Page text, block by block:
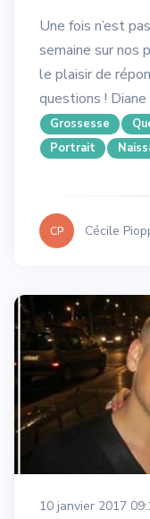
Une fois n’est
semaine sur nos
le plaisir de
questions ! Diane
Grossesse
Portrait
CP Cécile
10 janvier 2017